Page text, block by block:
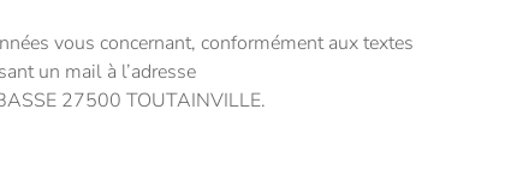
vous concernant, conformément aux textes
un mail à l’adresse
27500 TOUTAINVILLE.